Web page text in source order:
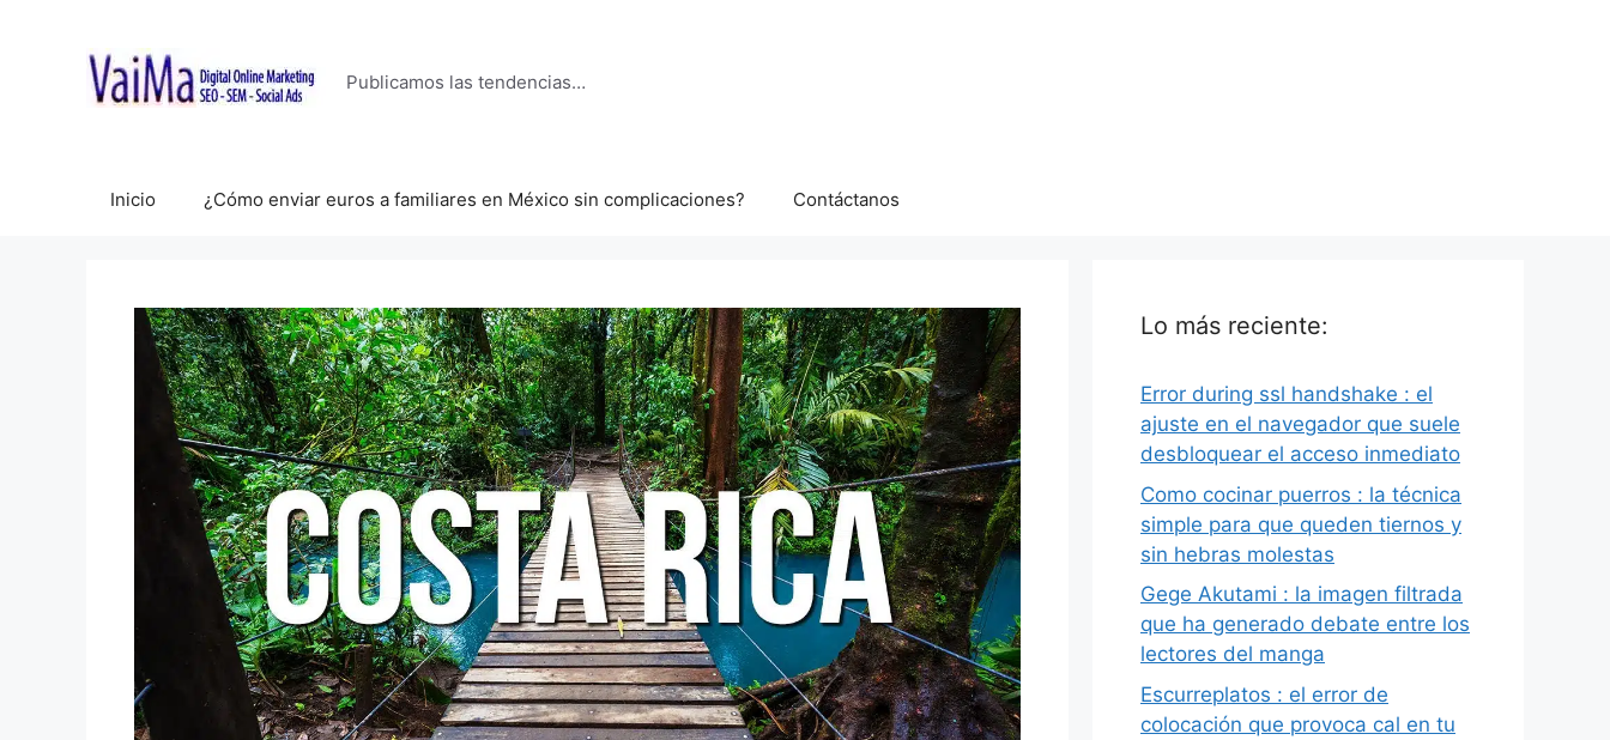
contenido
Publicamos las tendencias…
Inicio ¿Cómo enviar euros a familiares en México sin complicaciones? Contáctanos
Lo más reciente:
Error during ssl handshake : el
ajuste en el navegador que suele
desbloquear el acceso inmediato
Como cocinar puerros : la técnica
simple para que queden tiernos y
sin hebras molestas
Gege Akutami : la imagen filtrada
que ha generado debate entre los
lectores del manga
Escurreplatos : el error de
colocación que provoca cal en tu